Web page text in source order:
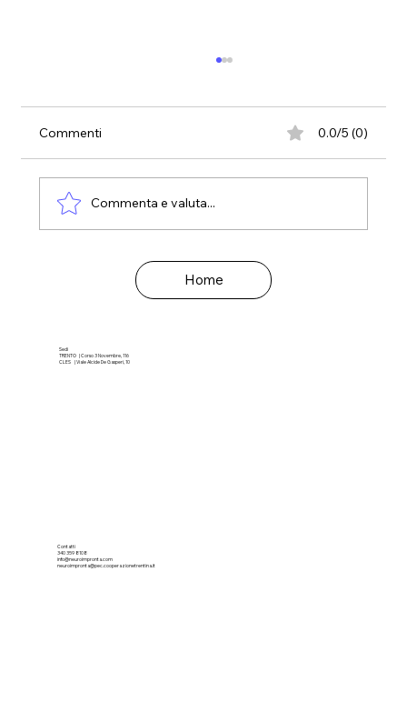
La diagnosi in età evolutiva
Commenti 0.0/5 (0)
Commenta e valuta...
Home
Sedi
TRENTO | Corso 3 Novembre, 116
CLES | Viale Alcide De Gasperi, 10
Contatti
340 359 8108
info@neuroimpronta.com
neuroimpronta@pec.cooperazionetrentina.it